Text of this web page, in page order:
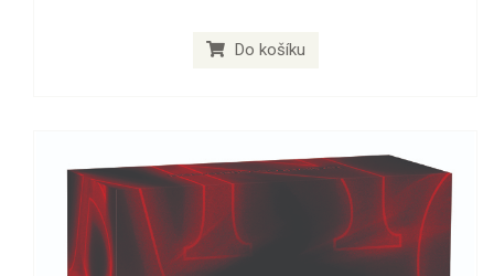
Do košíku